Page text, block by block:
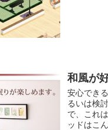
和風が
安心でき
るいは検
で、これ
ッドはこ